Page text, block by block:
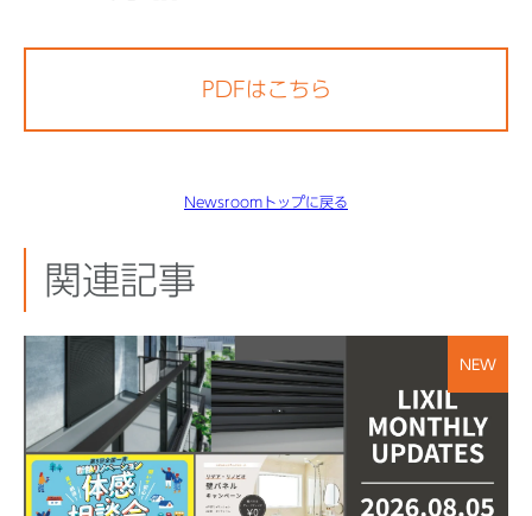
PDFはこちら
Newsroomトップに戻る
関連記事
NEW